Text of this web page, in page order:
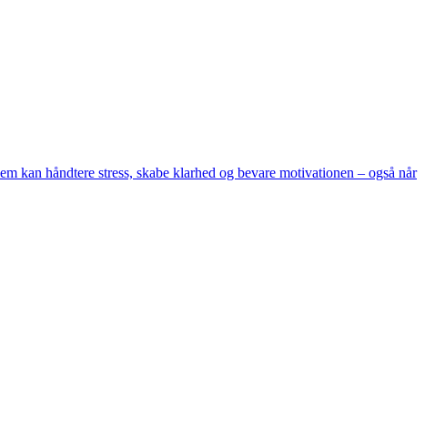
kan håndtere stress, skabe klarhed og bevare motivationen – også når